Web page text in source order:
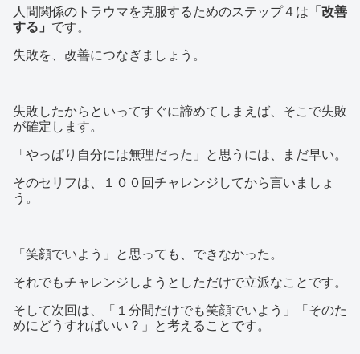
人間関係のトラウマを克服するためのステップ４は 「改善
する」 です。
失敗を、改善につなぎましょう。
失敗したからといってすぐに諦めてしまえば、そこで失敗
が確定します。
「やっぱり自分には無理だった」と思うには、まだ早い。
そのセリフは、１００回チャレンジしてから言いましょ
う。
「笑顔でいよう」と思っても、できなかった。
それでもチャレンジしようとしただけで立派なことです。
そして次回は、「１分間だけでも笑顔でいよう」「そのた
めにどうすればいい？」と考えることです。